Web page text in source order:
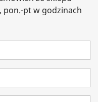
pon.-pt w godzinach